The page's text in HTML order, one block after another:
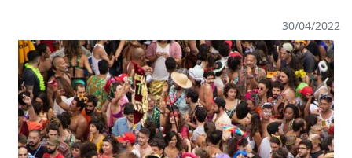
30/04/2022